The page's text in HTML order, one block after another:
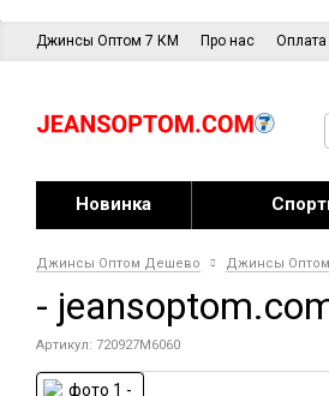
Джинсы Оптом 7 КМ Про нас Оплата
Новинка
Джинсы Оптом Дешево Джинсы
-
Артикул: 720927M6060